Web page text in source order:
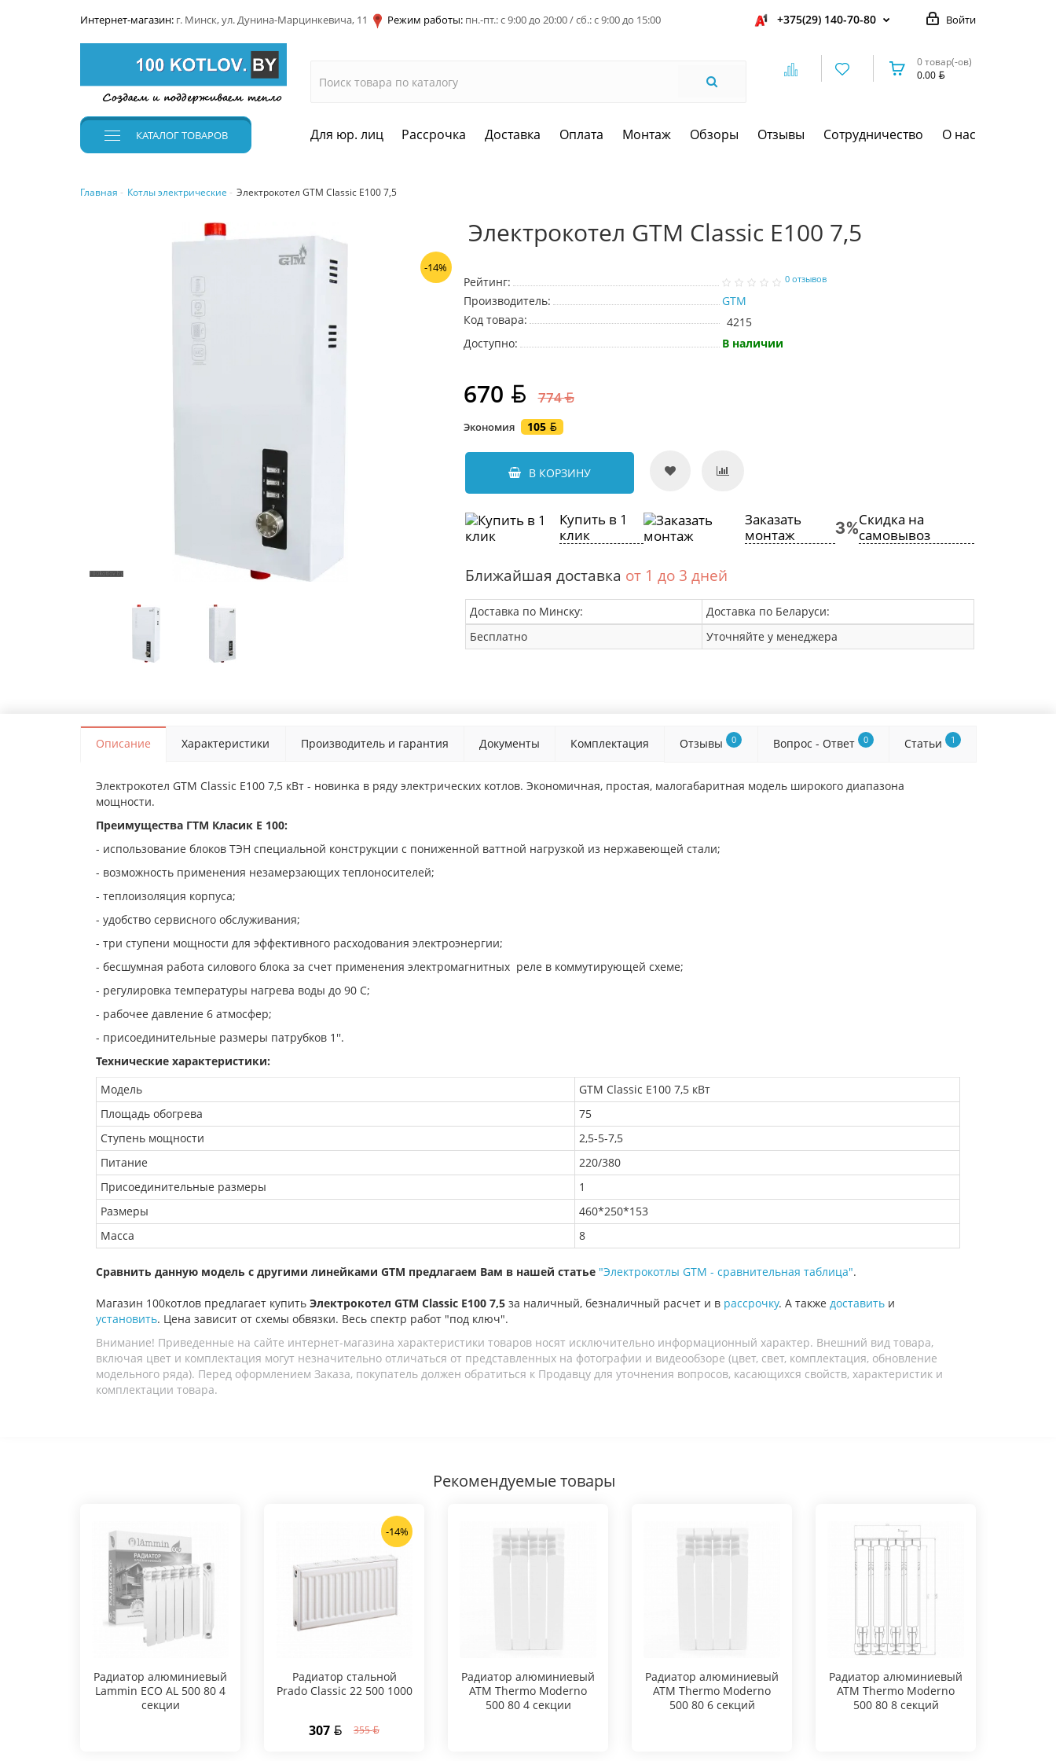
Интернет-магазин: г. Минск, ул. Дунина-Марцинкевича, 11 Режим работы: пн.-пт.: с 9:00 до 20:00 / сб.: с 9:00 до 15:00 Войти
+375(29) 140-70-80
0 товар(-ов)
0.00
КАТАЛОГТОВАРОВ Для юр. лиц Рассрочка Доставка Оплата Монтаж Обзоры Отзывы Сотрудничество О нас
Главная Котлы электрические Электрокотел GTM Classic E100 7,5
-14%
Электрокотел GTM Classic E100 7,5
Рейтинг: 0 отзывов
Производитель:
GTM
Код товара:
4215
Доступно:
В наличии
670 774
Экономия 105
В КОРЗИНУ
Купить в 1
клик
Заказать
монтаж
Скидка на
самовывоз
Ближайшая доставка от 1 до 3 дней
Доставка по Минску:
Доставка по Беларуси:
Бесплатно
Уточняйте у менеджера
Описание Характеристики Производитель и гарантия Документы Комплектация Отзывы 0 Вопрос - Ответ 0 Статьи 1
Электрокотел GTM Classic E100 7,5 кВт - новинка в ряду электрических котлов. Экономичная, простая, малогабаритная модель широкого диапазона
мощности.
Преимущества ГТМ Класик Е 100:
- использование блоков ТЭН специальной конструкции с пониженной ваттной нагрузкой из нержавеющей стали;
- возможность применения незамерзающих теплоносителей;
- теплоизоляция корпуса;
- удобство сервисного обслуживания;
- три ступени мощности для эффективного расходования электроэнергии;
- бесшумная работа силового блока за счет применения электромагнитных реле в коммутирующей схеме;
- регулировка температуры нагрева воды до 90 С;
- рабочее давление 6 атмосфер;
- присоединительные размеры патрубков 1''.
Технические характеристики:
Модель
GTM Classic E100 7,5 кВт
Площадь обогрева
75
Ступень мощности
2,5-5-7,5
Питание
220/380
Присоединительные размеры
1
Размеры
460*250*153
Масса
8
Сравнить данную модель с другими линейками GTM предлагаем Вам в нашей статье "Электрокотлы GTM - сравнительная таблица".
Магазин 100котлов предлагает купить Электрокотел GTM Classic E100 7,5 за наличный, безналичный расчет и в рассрочку. А также доставить и
установить. Цена зависит от схемы обвязки. Весь спектр работ "под ключ".
Внимание! Приведенные на сайте интернет-магазина характеристики товаров носят исключительно информационный характер. Внешний вид товара,
включая цвет и комплектация могут незначительно отличаться от представленных на фотографии и видеообзоре (цвет, свет, комплектация, обновление
модельного ряда). Перед оформлением Заказа, покупатель должен обратиться к Продавцу для уточнения вопросов, касающихся свойств, характеристик и
комплектации товара.
Рекомендуемые товары
Радиатор алюминиевый
Lammin ECO AL 500 80 4
секции
-14%
Радиатор стальной
Prado Classic 22 500 1000
307 355
Радиатор алюминиевый
ATM Thermo Moderno
500 80 4 секции
Радиатор алюминиевый
ATM Thermo Moderno
500 80 6 секций
Радиатор алюминиевый
ATM Thermo Moderno
500 80 8 секций